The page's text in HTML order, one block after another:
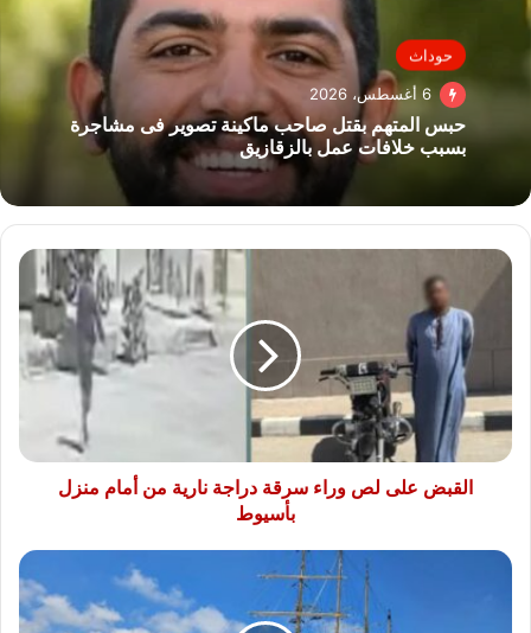
حوداث
6 أغسطس، 2026
حبس المتهم بقتل صاحب ماكينة تصوير فى مشاجرة
بسبب خلافات عمل بالزقازيق
القبض
على
دراجة
نارية
من
أمام
القبض على لص وراء سرقة دراجة نارية من أمام منزل
بأسيوط
مصر